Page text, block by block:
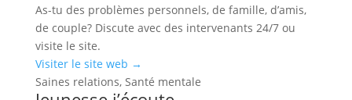
As-tu des problèmes personnels, de famille, d’amis,
de couple? Discute avec des intervenants 24/7 ou
visite le site.
Visiter le site web →
Saines relations, Santé mentale